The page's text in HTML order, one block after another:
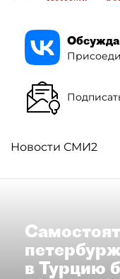
Новости СМИ2
в Турцию